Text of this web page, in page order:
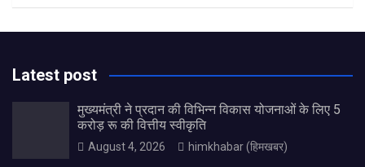
Latest post
मुख्यमंत्री ने प्रदान की विभिन्न विकास योजनाओं के लिए 5
करोड़ रू की वित्तीय स्वीकृति
August 4, 2026 himkhabar (हिमखबर)